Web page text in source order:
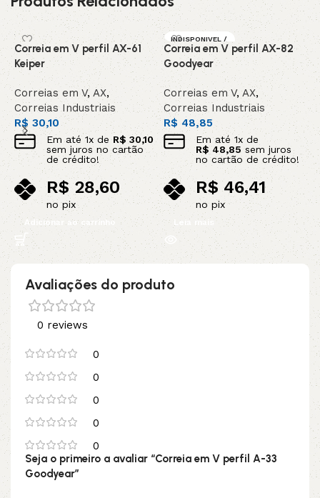
Correia em V perfil AX-61
Keiper
Correias em V, AX,
Correias Industriais
R$ 30,10
Em até 1x deR$ 30,10
sem juros no cartão
de crédito!
R$28,60
no pix
Adicionar ao carrinho
INDISPONIVEL /
SOB ENCOMEN
DA
Correia em V perfil AX-82
Goodyear
Correias em V,AX,
Correias Industriais
R$ 48,85
Em até 1x de
R$48,85 sem juros
no cartão de crédito!
R$ 46,41
no pix
Leia mais
Avaliações do produto
0 reviews
0
0
0
0
0
Seja o primeiro a avaliar “Correia em V perfil A-33
Goodyear”